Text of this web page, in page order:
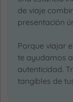
de viaje
presentación
Porque viajar
te ayudamos
autenticidad.
tangibles de